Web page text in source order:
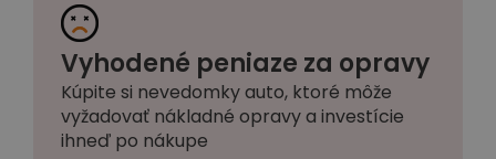
Vyhodené peniaze za opravy
Kúpite si nevedomky auto, ktoré môže
vyžadovať nákladné opravy a investície
ihneď po nákupe